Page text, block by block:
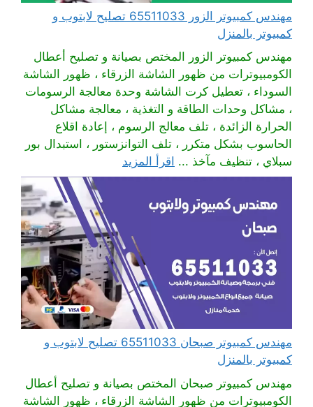
مهندس كمبيوتر الزور 65511033 تصليح لابتوب و
كمبيوتر بالمنزل
مهندس كمبيوتر الزور المختص بصيانة و تصليح أعطال
الكومبيوترات من ظهور الشاشة الزرقاء ، ظهور الشاشة
السوداء ، تعطيل كرت الشاشة وحدة معالجة الرسومات
، مشاكل وحدات الطاقة و التغذية ، معالجة مشاكل
الحرارة الزائدة ، تلف معالج الرسوم ، إعادة اقلاع
الحاسوب بشكل متكرر ، تلف التوانزستور ، استبدال بور
سبلاي ، تنظيف مآخذ ... اقرأ المزيد
مهندس كمبيوتر صبحان 65511033 تصليح لابتوب و
كمبيوتر بالمنزل
مهندس كمبيوتر صبحان المختص بصيانة و تصليح أعطال
الكومبيوترات من ظهور الشاشة الزرقاء ، ظهور الشاشة